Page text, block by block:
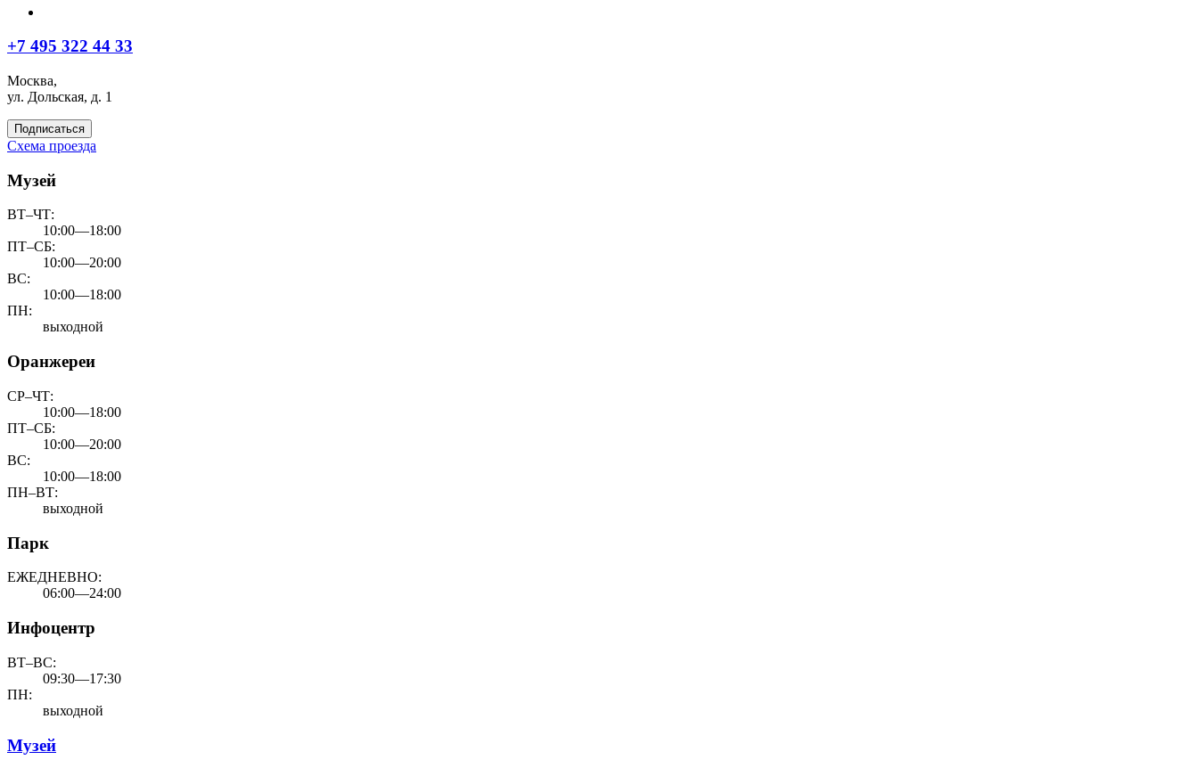
+7 495 322 44 33
Москва,
ул. Дольская, д. 1
Подписаться
Схема проезда
Музей
ВТ–ЧТ:
10:00—18:00
ПТ–СБ:
10:00—20:00
ВС:
10:00—18:00
ПН:
выходной
Оранжереи
СР–ЧТ:
10:00—18:00
ПТ–СБ:
10:00—20:00
ВС:
10:00—18:00
ПН–ВТ:
выходной
Парк
ЕЖЕДНЕВНО:
06:00—24:00
Инфоцентр
ВТ–ВС:
09:30—17:30
ПН:
выходной
Музей